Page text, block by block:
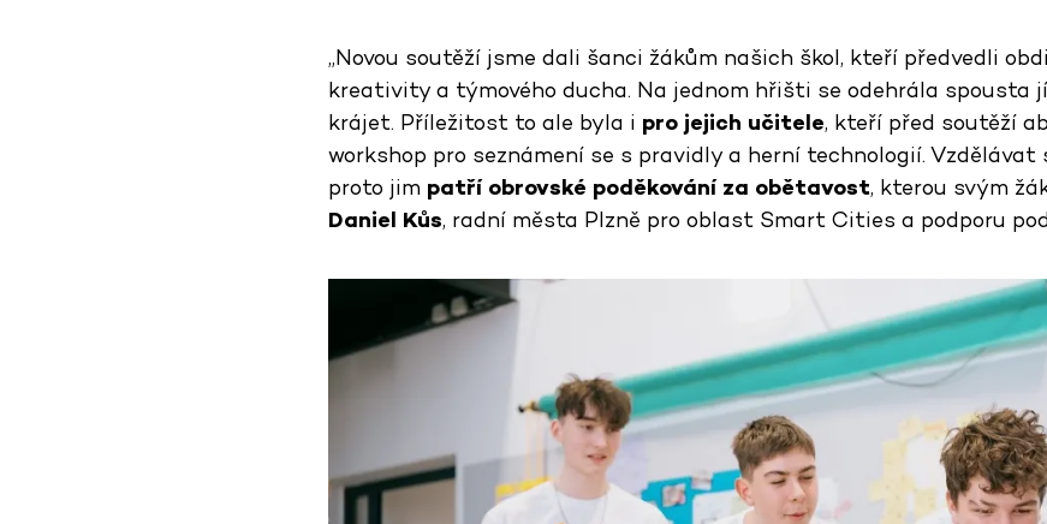
„Novou soutěží jsme dali šanci žákům našich škol, kteří předvedli
kreativity a týmového ducha. Na jednom hřišti se odehrála spousta
krájet. Příležitost to ale byla i pro jejich učitele, kteří před soutěží
workshop pro seznámení se s pravidly a herní technologií. Vzdělávat
proto jim patří obrovské poděkování za obětavost, kterou svým
Daniel Kůs, radní města Plzně pro oblast Smart Cities a podporu